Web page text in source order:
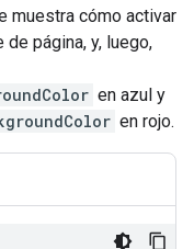
muestra cómo activar
página, y, luego,
en azul y
en rojo.